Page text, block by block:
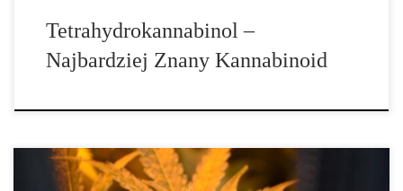
Tetrahydrokannabinol –
Najbardziej Znany Kannabinoid